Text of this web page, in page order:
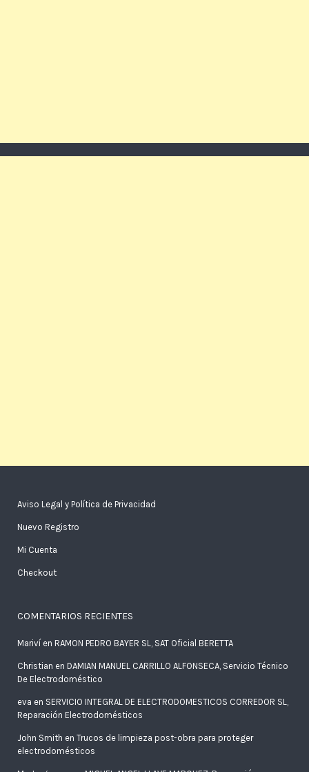
Aviso Legal y Política de Privacidad
Nuevo Registro
Mi Cuenta
Checkout
COMENTARIOS RECIENTES
Marivíen RAMON PEDRO BAYER SL, SAT Oficial BERETTA
Christian en DAMIAN MANUEL CARRILLO ALFONSECA, Servicio Técnico
De Electrodoméstico
eva en SERVICIO INTEGRAL DE ELECTRODOMESTICOS CORREDOR SL,
Reparación Electrodomésticos
John Smith en Trucos de limpieza post-obra para proteger
electrodomésticos